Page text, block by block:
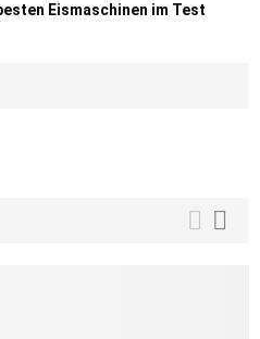
Eismaschinen im Test